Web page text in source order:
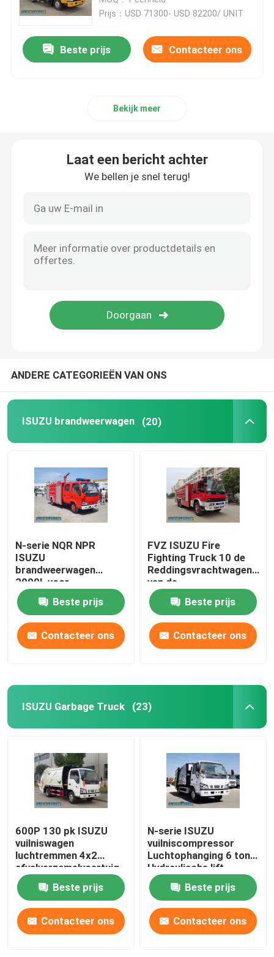
ISUZU Betonmengtruck
ISUZU Fuel Tanker Truck
Prijs：USD 71300- USD 82200/ UNIT
Beste prijs Contacteer ons
Bekijk meer
Laat een bericht achter
We bellen je snel terug!
ANDERE CATEGORIEËN VAN ONS
ISUZU brandweerwagen (20)
N-serie NQR NPR
ISUZU
brandweerwagen
3000L voor
brandblussen
Beste prijs
Contacteer ons
FVZ ISUZU Fire
Fighting Truck 10 de
Reddingsvrachtwagen
van de
Speculanten18000kg
Lichte PlichtBeste prijs
Contacteer ons
ISUZU Garbage Truck (23)
600P 130 pk ISUZU
vuilniswagen
luchtremmen 4x2
afvalverzamelvoertuig
Beste prijs
Contacteer ons
N-serie ISUZU
vuilniscompressor
Luchtophanging 6 ton
Hydraulische lift
Beste prijs
Contacteer ons